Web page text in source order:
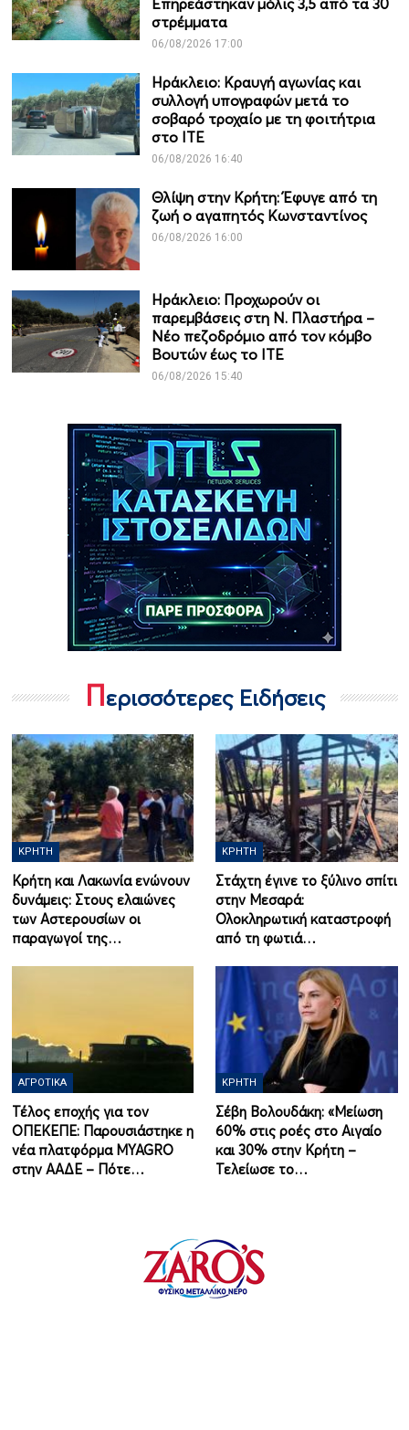
Επηρεάστηκαν μόλις 3,5 από τα 30
στρέμματα
06/08/2026 17:00
Ηράκλειο: Κραυγή αγωνίας και
συλλογή υπογραφών μετά το
σοβαρό τροχαίο με τη φοιτήτρια
στο ΙΤΕ
06/08/2026 16:40
Θλίψη στην Κρήτη: Έφυγε από τη
ζωή ο αγαπητός Κωνσταντίνος
06/08/2026 16:00
Ηράκλειο: Προχωρούν οι
παρεμβάσεις στη Ν. Πλαστήρα –
Νέο πεζοδρόμιο από τον κόμβο
Βουτών έως το ΙΤΕ
06/08/2026 15:40
Περισσότερες Ειδήσεις
ΚΡΉΤΗ
Κρήτη και Λακωνία ενώνουν
δυνάμεις: Στους ελαιώνες
των Αστερουσίων οι
παραγωγοί της…
ΚΡΉΤΗ
Στάχτη έγινε το ξύλινο σπίτι
στην Μεσαρά:
Ολοκληρωτική καταστροφή
από τη φωτιά…
ΑΓΡΟΤΙΚΆ
Τέλος εποχής για τον
ΟΠΕΚΕΠΕ: Παρουσιάστηκε η
νέα πλατφόρμα MYAGRO
στην ΑΑΔΕ – Πότε…
ΚΡΉΤΗ
Σέβη Βολουδάκη: «Μείωση
60% στις ροές στο Αιγαίο
και 30% στην Κρήτη –
Τελείωσε το…